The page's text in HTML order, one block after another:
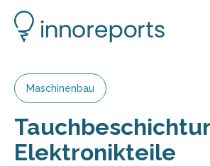
Maschinenbau
Elektronikteile